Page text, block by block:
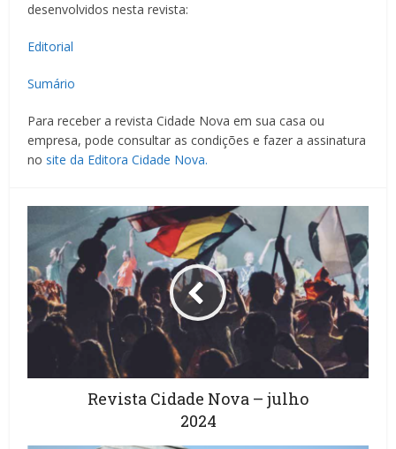
desenvolvidos nesta revista:
Editorial
Sumário
Para receber a revista Cidade Nova em sua casa ou
empresa, pode consultar as condições e fazer a assinatura
no site da Editora Cidade Nova.
Revista Cidade Nova – julho
2024